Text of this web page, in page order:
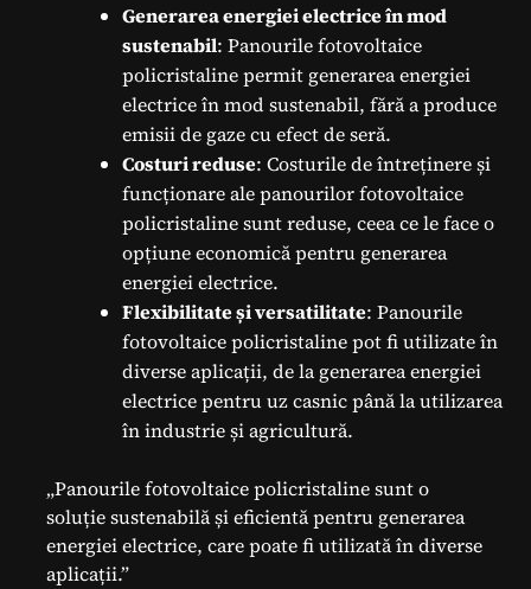
Generarea energiei electrice în mod
sustenabil: Panourile fotovoltaice
policristaline permit generarea energiei
electrice în mod sustenabil, fără a produce
emisii de gaze cu efect de seră.
Costuri reduse: Costurile de întreținere și
funcționare ale panourilor fotovoltaice
policristaline sunt reduse, ceea ce le face o
opțiune economică pentru generarea
energiei electrice.
Flexibilitate și versatilitate: Panourile
fotovoltaice policristaline pot fi utilizate în
diverse aplicații, de la generarea energiei
electrice pentru uz casnic până la utilizarea
în industrie și agricultură.
„Panourile fotovoltaice policristaline sunt o
soluție sustenabilă și eficientă pentru generarea
energiei electrice, care poate fi utilizată în diverse
aplicații.”